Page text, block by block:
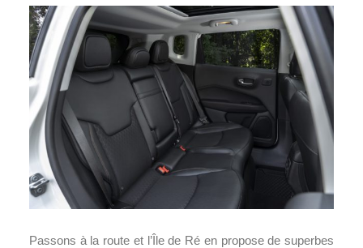
Passons à la route et l’Île de Ré en propose de superbes